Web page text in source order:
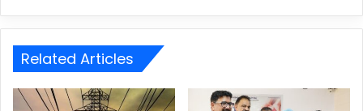
Related Articles